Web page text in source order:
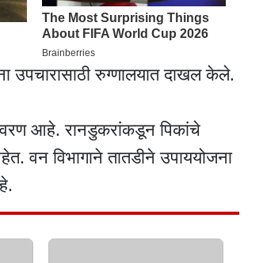
उपचारासाठी रुग्णालयात दाखल केले.
आहे. रानडुकरांकडून पिकांचे
वन विभागाने तातडीने उपाययोजना